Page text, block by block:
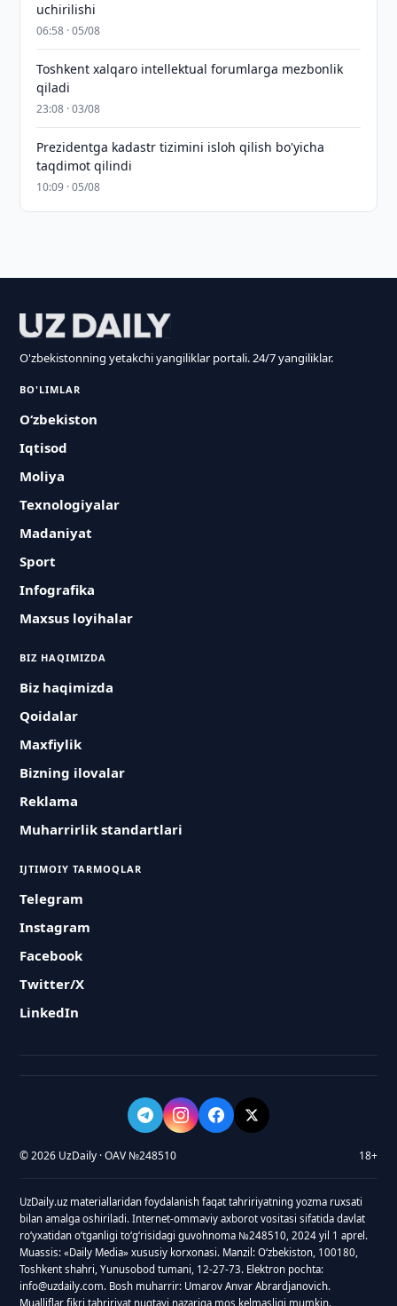
uchirilishi
06:58 · 05/08
Toshkent xalqaro intellektual forumlarga mezbonlik
qiladi
23:08 · 03/08
Prezidentga kadastr tizimini isloh qilish bo'yicha
taqdimot qilindi
10:09 · 05/08
O'zbekistonning yetakchi yangiliklar portali. 24/7 yangiliklar.
BO'LIMLAR
O‘zbekiston
Iqtisod
Moliya
Texnologiyalar
Madaniyat
Sport
Infografika
Maxsus loyihalar
BIZ HAQIMIZDA
Biz haqimizda
Qoidalar
Maxfiylik
Bizning ilovalar
Reklama
Muharrirlik standartlari
IJTIMOIY TARMOQLAR
Telegram
Instagram
Facebook
Twitter/X
LinkedIn
© 2026 UzDaily · OAV №248510 18+
UzDaily.uz materiallaridan foydalanish faqat tahririyatning yozma ruxsati
bilan amalga oshiriladi. Internet-ommaviy axborot vositasi sifatida davlat
roʻyxatidan oʻtganligi toʻgʻrisidagi guvohnoma №248510, 2024 yil 1 aprel.
Muassis: «Daily Media» xususiy korxonasi. Manzil: Oʻzbekiston, 100180,
Toshkent shahri, Yunusobod tumani, 12-27-73. Elektron pochta:
info@uzdaily.com. Bosh muharrir: Umarov Anvar Abrardjanovich.
Mualliflar fikri tahririyat nuqtayi nazariga mos kelmasligi mumkin.